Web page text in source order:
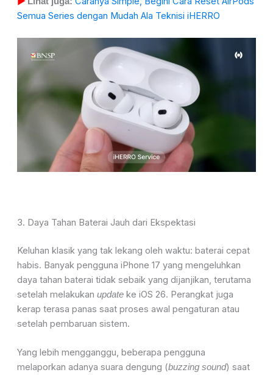
Semua Series dengan Mudah Ala Teknisi iHERRO
3. Daya Tahan Baterai Jauh dari Ekspektasi
Keluhan klasik yang tak lekang oleh waktu: baterai cepat
habis. Banyak pengguna iPhone 17 yang mengeluhkan
daya tahan baterai tidak sebaik yang dijanjikan, terutama
setelah melakukan updateke iOS 26. Perangkat juga
kerap terasa panas saat proses awal pengaturan atau
setelah pembaruan sistem.
Yang lebih mengganggu, beberapa pengguna
melaporkan adanya suara dengung (buzzing sound) saat